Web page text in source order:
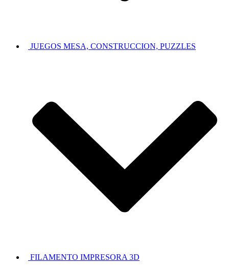
JUEGOS MESA, CONSTRUCCION, PUZZLES
FILAMENTO IMPRESORA 3D